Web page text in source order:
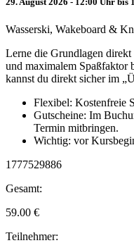
Wasserski, Wakeboard &
Lerne die Grundlagen
und maximalem Spaßfaktor
kannst du direkt sicher im
Flexibel: Kostenfreie
Gutscheine: Im
Termin mitbringen.
Wichtig: vor
1777529886
Gesamt:
59.00 €
Teilnehmer: